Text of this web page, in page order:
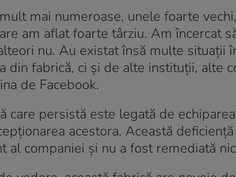
mai numeroase, unele foarte
am aflat foarte târziu. Am încercat
nu. Au existat însă multe situații
din fabrică, ci și de alte instituții, alte
de Facebook.
care persistă este legată de
acestora. Această
al companiei și nu a fost remediată